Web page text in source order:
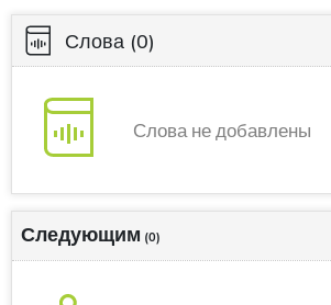
Слова (0)
Слова не добавлены
Следующим (0)